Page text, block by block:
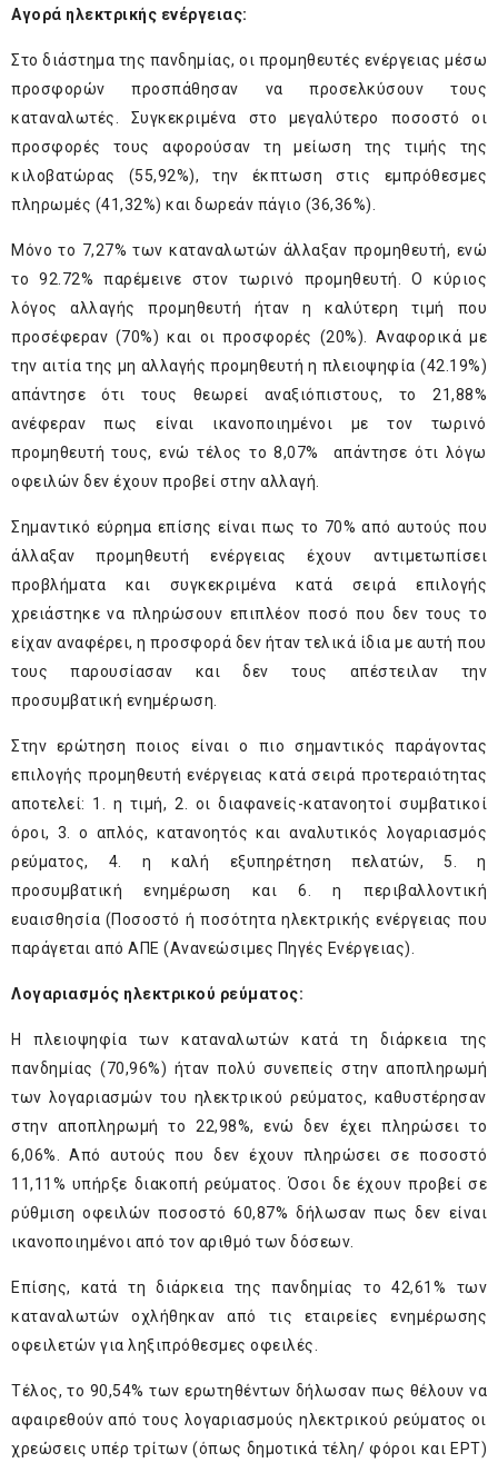
Αγορά ηλεκτρικής ενέργειας:
Στο διάστημα της πανδημίας, οι προμηθευτές ενέργειας μέσω
προσφορών προσπάθησαν να προσελκύσουν τους
καταναλωτές. Συγκεκριμένα στο μεγαλύτερο ποσοστό οι
προσφορές τους αφορούσαν τη μείωση της τιμής της
κιλοβατώρας (55,92%), την έκπτωση στις εμπρόθεσμες
πληρωμές (41,32%) και δωρεάν πάγιο (36,36%).
Μόνο το 7,27% των καταναλωτών άλλαξαν προμηθευτή, ενώ
το 92.72% παρέμεινε στον τωρινό προμηθευτή. Ο κύριος
λόγος αλλαγής προμηθευτή ήταν η καλύτερη τιμή που
προσέφεραν (70%) και οι προσφορές (20%). Αναφορικά με
την αιτία της μη αλλαγής προμηθευτή η πλειοψηφία (42.19%)
απάντησε ότι τους θεωρεί αναξιόπιστους, το 21,88%
ανέφεραν πως είναι ικανοποιημένοι με τον τωρινό
προμηθευτή τους, ενώ τέλος το 8,07% απάντησε ότι λόγω
οφειλών δεν έχουν προβεί στην αλλαγή.
Σημαντικό εύρημα επίσης είναι πως το 70% από αυτούς που
άλλαξαν προμηθευτή ενέργειας έχουν αντιμετωπίσει
προβλήματα και συγκεκριμένα κατά σειρά επιλογής
χρειάστηκε να πληρώσουν επιπλέον ποσό που δεν τους το
είχαν αναφέρει, η προσφορά δεν ήταν τελικά ίδια με αυτή που
τους παρουσίασαν και δεν τους απέστειλαν την
προσυμβατική ενημέρωση.
Στην ερώτηση ποιος είναι ο πιο σημαντικός παράγοντας
επιλογής προμηθευτή ενέργειας κατά σειρά προτεραιότητας
αποτελεί: 1. η τιμή, 2. οι διαφανείς-κατανοητοί συμβατικοί
όροι, 3. ο απλός, κατανοητός και αναλυτικός λογαριασμός
ρεύματος, 4. η καλή εξυπηρέτηση πελατών, 5. η
προσυμβατική ενημέρωση και 6. η περιβαλλοντική
ευαισθησία (Ποσοστό ή ποσότητα ηλεκτρικής ενέργειας που
παράγεται από ΑΠΕ (Ανανεώσιμες Πηγές Ενέργειας).
Λογαριασμός ηλεκτρικού ρεύματος:
Η πλειοψηφία των καταναλωτών κατά τη διάρκεια της
πανδημίας (70,96%) ήταν πολύ συνεπείς στην αποπληρωμή
των λογαριασμών του ηλεκτρικού ρεύματος, καθυστέρησαν
στην αποπληρωμή το 22,98%, ενώ δεν έχει πληρώσει το
6,06%. Από αυτούς που δεν έχουν πληρώσει σε ποσοστό
11,11% υπήρξε διακοπή ρεύματος. Όσοι δε έχουν προβεί σε
ρύθμιση οφειλών ποσοστό 60,87% δήλωσαν πως δεν είναι
ικανοποιημένοι από τον αριθμό των δόσεων.
Επίσης, κατά τη διάρκεια της πανδημίας το 42,61% των
καταναλωτών οχλήθηκαν από τις εταιρείες ενημέρωσης
οφειλετών για ληξιπρόθεσμες οφειλές.
Τέλος, το 90,54% των ερωτηθέντων δήλωσαν πως θέλουν να
αφαιρεθούν από τους λογαριασμούς ηλεκτρικού ρεύματος οι
χρεώσεις υπέρ τρίτων (όπως δημοτικά τέλη/ φόροι και ΕΡΤ)